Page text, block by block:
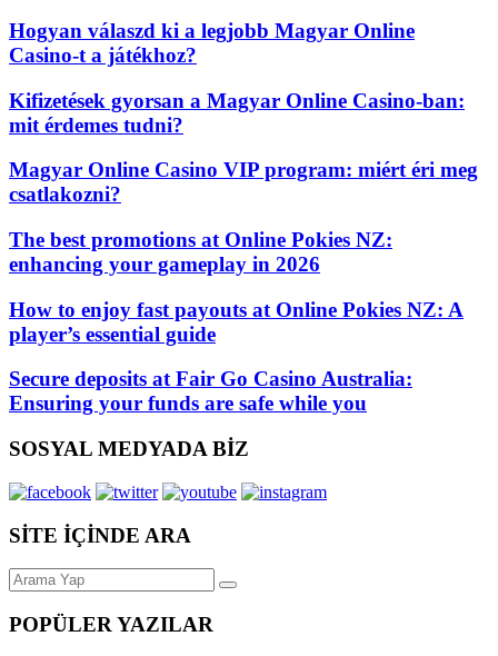
Hogyan válaszd ki a legjobb Magyar Online
Casino-t a játékhoz?
Kifizetések gyorsan a Magyar Online Casino-ban:
mit érdemes tudni?
Magyar Online Casino VIP program: miért éri meg
csatlakozni?
The best promotions at Online Pokies NZ:
enhancing your gameplay in 2026
How to enjoy fast payouts at Online Pokies NZ: A
player’s essential guide
Secure deposits at Fair Go Casino Australia:
Ensuring your funds are safe while you
SOSYAL MEDYADA BİZ
SİTE İÇİNDE ARA
POPÜLER YAZILAR